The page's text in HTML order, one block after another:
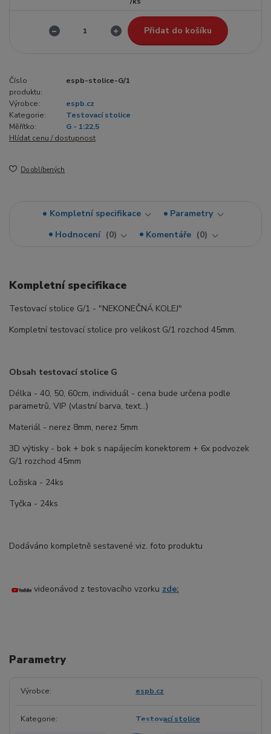
Přidat do košíku
Číslo
produktu:
espb-stolice-G/1
Výrobce:
espb.cz
Kategorie:
Testovací stolice
Měřítko:
G - 1:22,5
Hlídat cenu / dostupnost
Do oblíbených
Kompletní specifikace
Parametry
Hodnocení
0 Komentáře 0
Kompletní specifikace
Testovací stolice G/1 - "NEKONEČNÁ KOLEJ"
Kompletní testovací stolice pro velikost G/1 rozchod 45mm.
Obsah testovací stolice G
Délka - 40, 50, 60cm, individuál - cena bude určena podle
parametrů, VIP (vlastní barva, text...)
Materiál - nerez 8mm, nerez 5mm
3D výtisky - bok + bok s napájecím konektorem + 6x podvozek
G/1 rozchod 45mm
Ložiska - 24ks
Tyčka - 24ks
Dodáváno kompletně sestavené viz. foto produktu
videonávod z testovacího vzorku zde:
Parametry
Výrobce espb.cz
Kategorie Testovací stolice